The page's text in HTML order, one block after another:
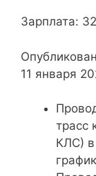
Зарплата:
11 января
трасс
КЛС) в